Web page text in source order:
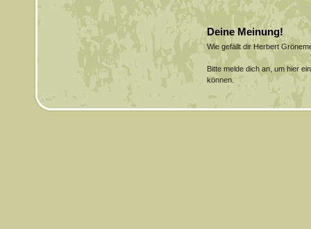
Deine Meinung!
Wie gefällt dir Herbert
Bitte melde dich an, um hier
können.